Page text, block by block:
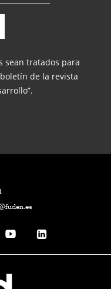
sean tratados para
de la revista